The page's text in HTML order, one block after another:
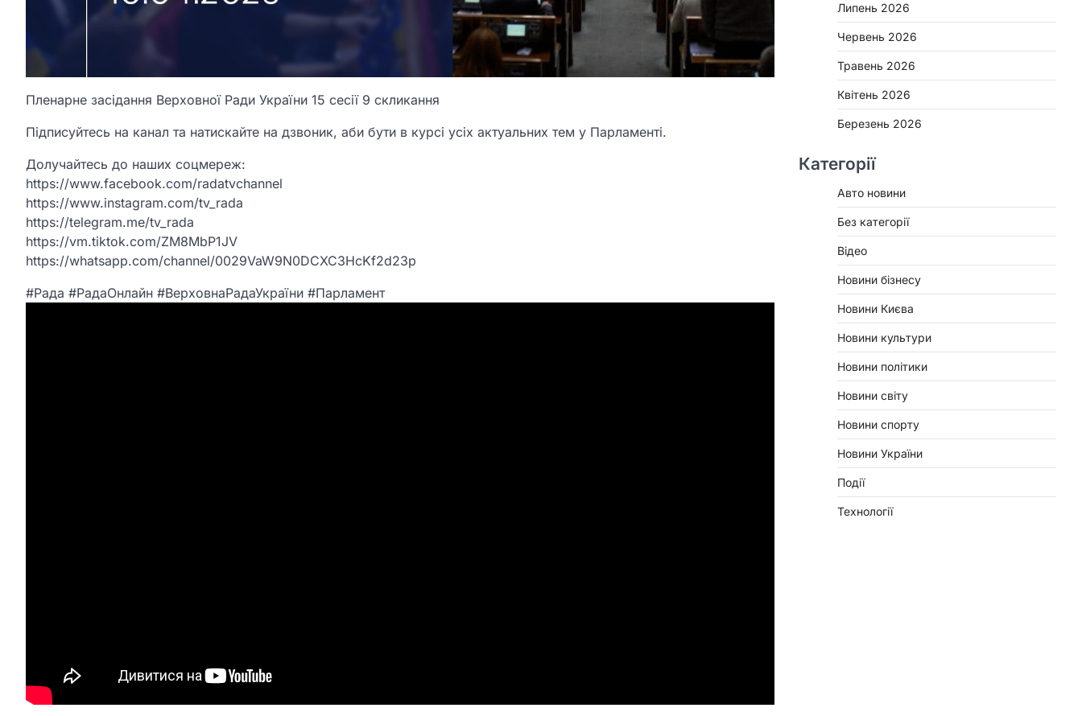
Пленарне засідання Верховної Ради України 15 сесії 9 скликання
Підписуйтесь на канал та натискайте на дзвоник, аби бути в курсі усіх актуальних тем у Парламенті.
Долучайтесь до наших соцмереж:
https://www.facebook.com/radatvchannel
https://www.instagram.com/tv_rada
https://telegram.me/tv_rada
https://vm.tiktok.com/ZM8MbP1JV
https://whatsapp.com/channel/0029VaW9N0DCXC3HcKf2d23p
#Рада #РадаОнлайн #ВерховнаРадаУкраїни #Парламент
Липень 2026
Червень 2026
Травень 2026
Квітень 2026
Березень 2026
Категорії
Авто новини
Без категорії
Відео
Новини бізнесу
Новини Києва
Новини культури
Новини політики
Новини світу
Новини спорту
Новини України
Події
Технології